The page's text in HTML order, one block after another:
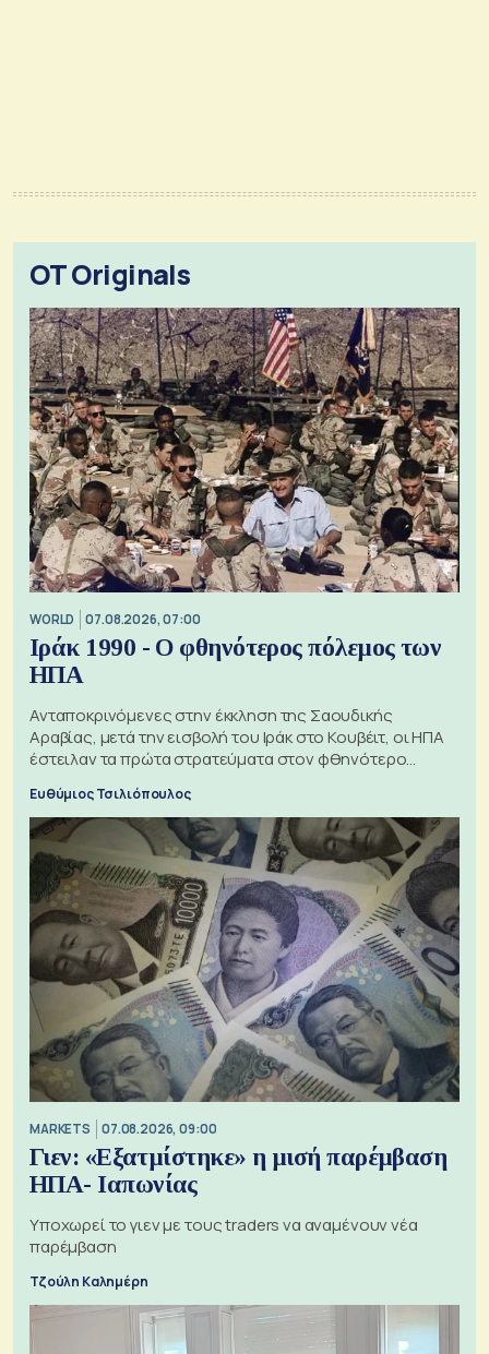
OT Originals
WORLD 07.08.2026, 07:00
Ιράκ 1990 - Ο φθηνότερος πόλεμος των
ΗΠΑ
Ανταποκρινόμενες στην έκκληση της Σαουδικής
Αραβίας, μετά την εισβολή του Ιράκ στο Κουβέιτ, οι ΗΠΑ
έστειλαν τα πρώτα στρατεύματα στον φθηνότερο
πόλεμο της ιστορίας τους
Ευθύμιος Τσιλιόπουλος
MARKETS 07.08.2026, 09:00
Γιεν: «Εξατμίστηκε» η μισή παρέμβαση
ΗΠΑ- Ιαπωνίας
Υποχωρεί το γιεν με τους traders να αναμένουν νέα
παρέμβαση
Τζούλη Καλημέρη